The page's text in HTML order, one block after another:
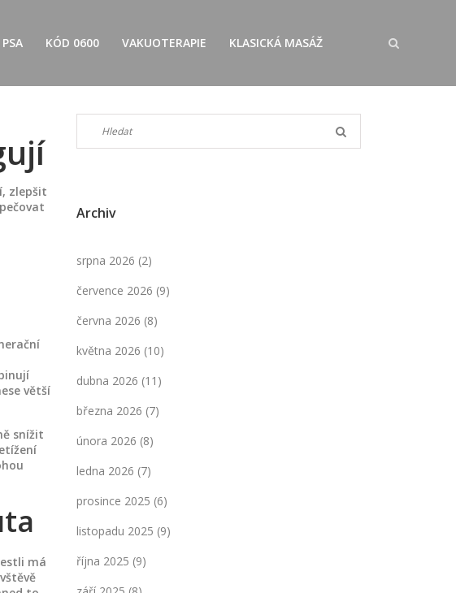
KÓD 0600 VAKUOTERAPIE KLASICKÁ MASÁŽ
zlepšit
větší
snížit
má
Archiv
srpna 2026 (2)
července 2026 (9)
června 2026 (8)
května 2026 (10)
dubna 2026 (11)
března 2026 (7)
února 2026 (8)
ledna 2026 (7)
prosince 2025 (6)
listopadu 2025 (9)
října 2025 (9)